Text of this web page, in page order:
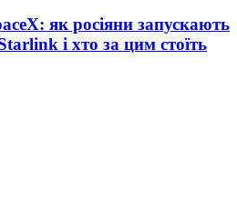
як росіяни запускають
і хто за цим стоїть